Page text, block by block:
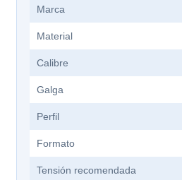
Marca
Material
Calibre
Galga
Perfil
Formato
Tensión recomendada